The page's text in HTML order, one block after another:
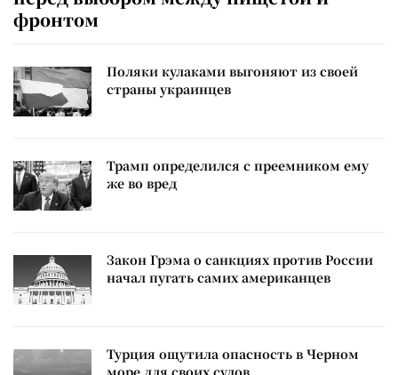
фронтом
Поляки кулаками выгоняют из своей
страны украинцев
Трамп определился с преемником ему
же во вред
Закон Грэма о санкциях против России
начал пугать самих американцев
Турция ощутила опасность в Черном